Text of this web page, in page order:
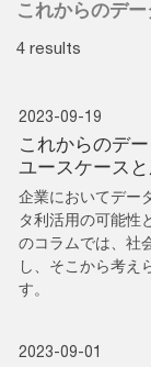
これからのデー
4 results
2023-09-19
これからのデ
ユースケース
企業においてデー
タ利活用の可能性
のコラムでは、社
し、そこから考え
す。
2023-09-01